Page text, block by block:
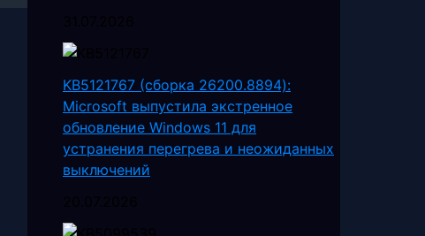
KB5121767 (сборка 26200.8894):
Microsoft выпустила экстренное
обновление Windows 11 для
устранения перегрева и неожиданных
выключений